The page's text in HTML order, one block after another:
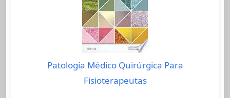
Patología Médico Quirúrgica Para
Fisioterapeutas